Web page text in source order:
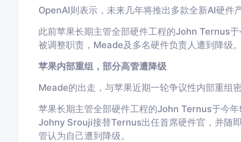
OpenAI则表示，未来几年将推出多款全新AI硬件产
此前苹果长期主管全部硬件工程的John Ternus
被调整职责，Meade及多名硬件负责人遭到降级。
苹果内部重组，部分高管遭降级
Meade的出走，与苹果近期一轮争议性内部重组密
苹果长期主管全部硬件工程的John Ternus于今
Johny Srouji接替Ternus出任首席硬件官，并随
管认为自己遭到降级。